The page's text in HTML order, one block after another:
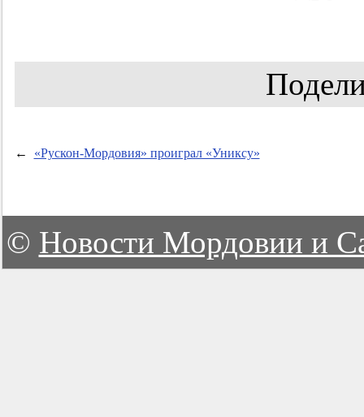
← «Рускон-Мордовия» проиграл «Униксу»
© Новости Мордовии и